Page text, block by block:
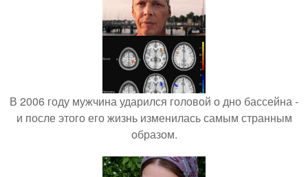
В 2006 году мужчина ударился головой о дно бассейна -
и после этого его жизнь изменилась самым странным
образом.